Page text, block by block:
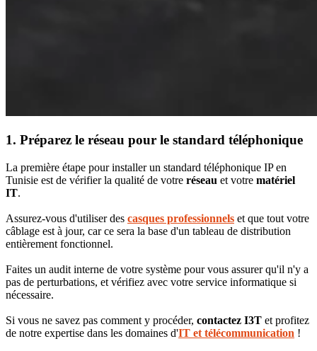
1. Préparez le réseau pour le standard téléphonique
La première étape pour installer un standard téléphonique IP en
Tunisie est de vérifier la qualité de votre réseau et votre matériel
IT.
Assurez-vous d'utiliser des casques professionnels et que tout votre
câblage est à jour, car ce sera la base d'un tableau de distribution
entièrement fonctionnel.
Faites un audit interne de votre système pour vous assurer qu'il n'y a
pas de perturbations, et vérifiez avec votre service informatique si
nécessaire.
Si vous ne savez pas comment y procéder, contactez I3T et profitez
de notre expertise dans les domaines d'IT et télécommunication !